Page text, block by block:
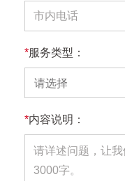
*服务类型：
请选择
*内容说明：